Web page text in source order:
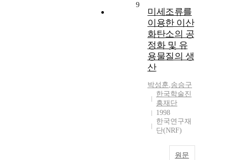
9
미세조류를
이용한 이산
화탄소의 공
정화 및 유
용물질의 생
산
박성훈,송승구
한국학술진
흥재단
1998
한국연구재
단(NRF)
원문